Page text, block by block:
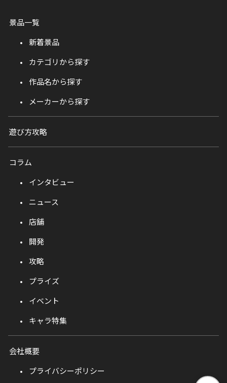
景品一覧
新着景品
カテゴリから探す
作品名から探す
メーカーから探す
遊び方攻略
コラム
インタビュー
ニュース
店舗
開発
攻略
プライズ
イベント
キャラ特集
会社概要
プライバシーポリシー